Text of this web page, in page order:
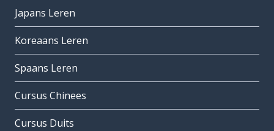
Japans Leren
Koreaans Leren
Spaans Leren
Cursus Chinees
Cursus Duits